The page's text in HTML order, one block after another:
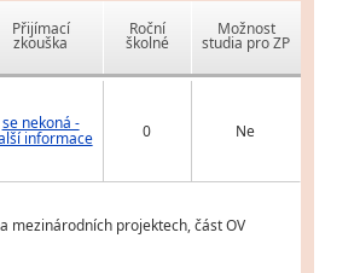
Přijímací
zkouška
Roční
školné
Možnost
studia pro ZP
se nekoná -
informace 0 Ne
mezinárodních projektech, část OV